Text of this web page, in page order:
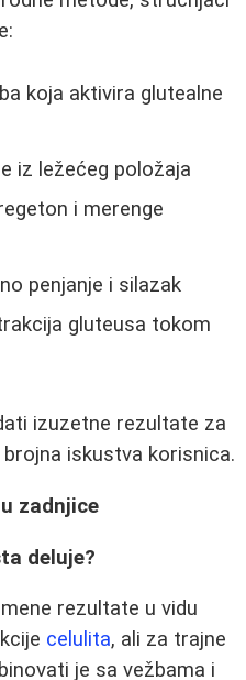
koja aktivira glutealne
iz ležećeg položaja
i merenge
penjanje i silazak
gluteusa tokom
izuzetne rezultate za
iskustva korisnica.
zadnjice
deluje?
rezultate u vidu
celulita, ali za trajne
je sa vežbama i